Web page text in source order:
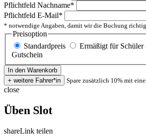
Pflichtfeld Nachname*
Pflichtfeld E-Mail*
* notwendige Angaben, damit wir die Buchung
Preisoption
Standardpreis
Ermäßigt für
Gutschein
Spare zusätzlich 10% mit
close
Üben Slot
shareLink teilen